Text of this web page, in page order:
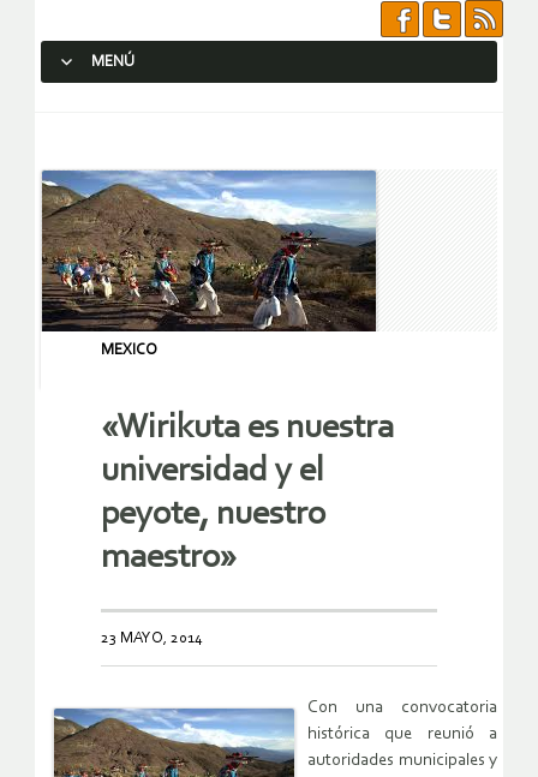
MENÚ
MEXICO
«Wirikuta es nuestra
universidad y el
peyote, nuestro
maestro»
23 MAYO, 2014
Con una convocatoria
histórica que reunió a
autoridades municipales y